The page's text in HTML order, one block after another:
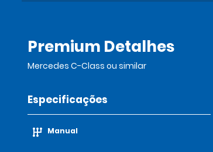
Premium Detalhes
Mercedes C-Class ou similar
Especificações
Manual